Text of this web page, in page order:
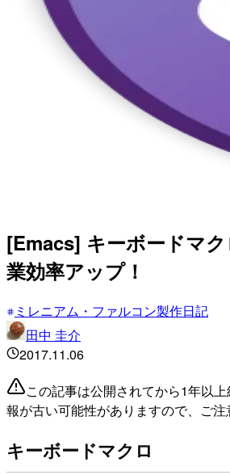
[Emacs] キーボードマ
業効率アップ！
ミレニアム・ファルコン製作日記
田中 圭介
2017.11.06
この記事は公開されてから1年以
報が古い可能性がありますので、ご注
キーボードマクロ